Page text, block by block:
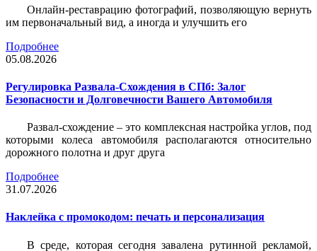
Онлайн-реставрацию фотографий, позволяющую вернуть
им первоначальный вид, а иногда и улучшить его
Подробнее
05.08.2026
Регулировка Развала-Схождения в СПб: Залог
Безопасности и Долговечности Вашего Автомобиля
Развал-схождение – это комплексная настройка углов, под
которыми колеса автомобиля располагаются относительно
дорожного полотна и друг друга
Подробнее
31.07.2026
Наклейка c промокодом: печать и персонализация
В среде, которая сегодня завалена рутинной рекламой,